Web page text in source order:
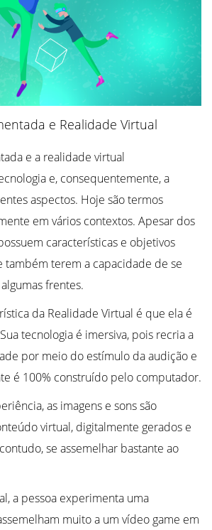
e a realidade virtual
e, consequentemente, a
aspectos. Hoje são termos
em vários contextos. Apesar dos
características e objetivos
também terem a capacidade de se
frentes.
da Realidade Virtual é que ela é
tecnologia é imersiva, pois recria a
por meio do estímulo da audição e
é 100% construído pelo computador.
as imagens e sons são
virtual, digitalmente gerados e
se assemelhar bastante ao
a pessoa experimenta uma
muito a um vídeo game em